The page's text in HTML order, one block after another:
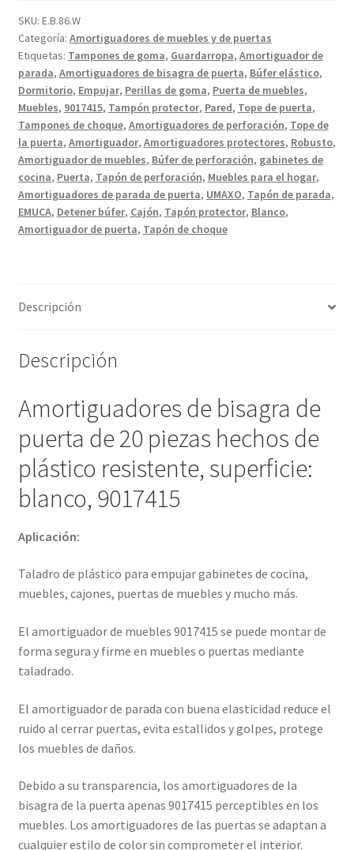
puerta
de
plástico
para
taladrar,
superficie:
blanco,
8
mm
(0,4")
9017415.
de
empujar
de
cocina,
muebles,
cajones,
puertas
de
y
más,
de
cantidad
SKU: E.B.86.W
Categoría: Amortiguadores de muebles y de puertas
Etiquetas: Tampones de goma, Guardarropa, Amortiguador de
parada, Amortiguadores de bisagra de puerta, Búfer elástico,
Dormitorio, Empujar, Perillas de goma, Puerta de muebles,
Muebles, 9017415, Tampón protector, Pared, Tope de puerta,
Tampones de choque, Amortiguadores de perforación, Tope de
la puerta, Amortiguador, Amortiguadores protectores, Robusto,
Amortiguador de muebles, Búfer de perforación, gabinetes de
cocina, Puerta, Tapón de perforación, Muebles para el hogar,
Amortiguadores de parada de puerta, UMAXO, Tapón de parada,
EMUCA, Detener búfer, Cajón, Tapón protector, Blanco,
Amortiguador de puerta, Tapón de choque
Descripción
Descripción
Amortiguadores de bisagra de
puerta de 20 piezas hechos de
plástico resistente, superficie:
blanco, 9017415
Aplicación:
Taladro de plástico para empujar gabinetes de cocina,
muebles, cajones, puertas de muebles y mucho más.
El amortiguador de muebles 9017415 se puede montar de
forma segura y firme en muebles o puertas mediante
taladrado.
El amortiguador de parada con buena elasticidad reduce el
ruido al cerrar puertas, evita estallidos y golpes, protege
los muebles de daños.
Debido a su transparencia, los amortiguadores de la
bisagra de la puerta apenas 9017415 perceptibles en los
muebles. Los amortiguadores de las puertas se adaptan a
cualquier estilo de color sin comprometer el interior.